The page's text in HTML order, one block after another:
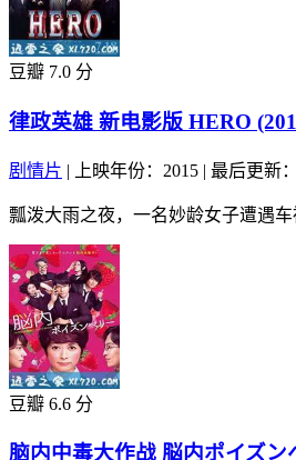
豆瓣 7.0 分
律政英雄 新电影版 HERO
剧情片 | 上映年份：2015 | 最后更新
瓢泼大雨之夜，一名妙龄女子遭遇
豆瓣 6.6 分
脑内中毒大作战 脳内ポイズン